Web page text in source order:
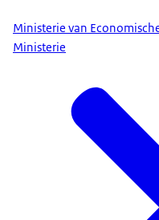
Ministerie van
Ministerie